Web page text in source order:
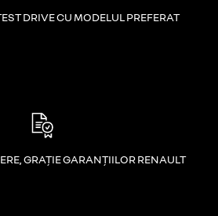
DRIVE CU MODELUL PREFERAT
GRAȚIE GARANȚIILOR RENAULT